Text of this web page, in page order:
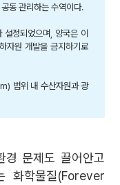
동 관리하는 수역이다.
정되었으며, 양국은 이
자원 개발을 금지하기로
범위 내 수산자원과 광
경 문제도 끌어안고
화학물질(Forever